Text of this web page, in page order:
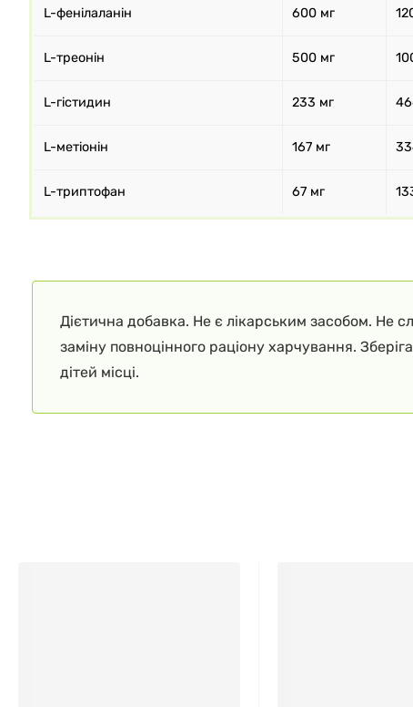
Дієтична добавка. Не є лікарським засобом. Не
заміну повноцінного раціону харчування.
дітей місці.
L-фенілаланін 600 мг
L-треонін 500 мг
L-гістидин 233 мг
L-метіонін 167 мг
L-триптофан 67 мг